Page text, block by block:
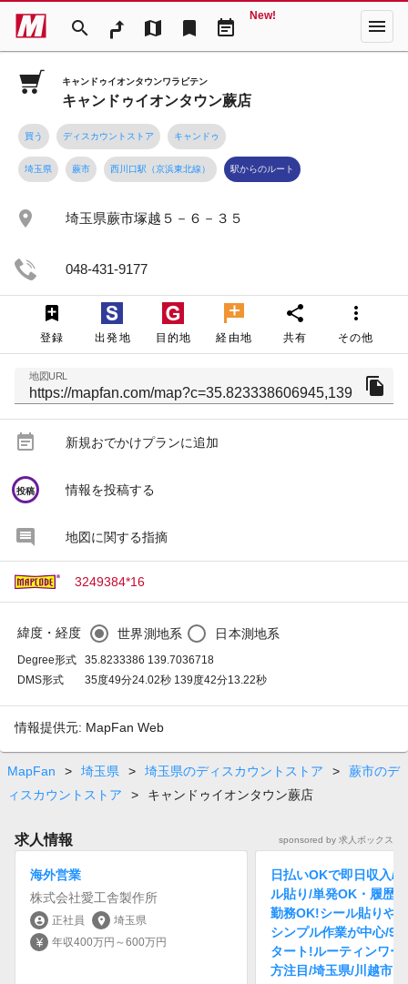
search map bookmark event_note
New! menu
キャンドゥイオンタウンワラビテン
キャンドゥイオンタウン蕨店
買う ディスカウントストア キャンドゥ
埼玉県 蕨市 西川口駅（京浜東北線） 駅からのルート
place 埼玉県蕨市塚越５－６－３５
048-431-9177
登録 出発地 目的地 経由地
share
共有
more_vert
その他
地図URL file_copy
event_note 新規おでかけプランに追加
circle
投稿 情報を投稿する
地図に関する指摘
3249384*16
緯度・経度 世界測地系 日本測地系
Degree形式
35.8233386 139.7036718
DMS形式
35度49分24.02秒 139度42分13.22秒
情報提供元: MapFan Web
MapFan > 埼玉県 > 埼玉県のディスカウントストア >
蕨市のデ
ィスカウントストア
> キャンドゥイオンタウン蕨店
求人情報 sponsored by 求人ボックス
海外営業
株式会社愛工舎製作所
account_circle 正社員 location_on 埼玉県
currency_yen 年収400万円～600万円
日払いOKで即日収入/
ル貼り/単発OK・履歴
勤務OK!シール貼りや
シンプル作業が中心/9
タート!ルーティンワー
方注目/埼玉県/川越市